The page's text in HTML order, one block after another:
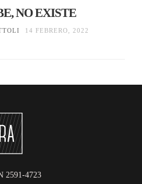
NO EXISTE
14 FEBRERO, 2022
2591-4723